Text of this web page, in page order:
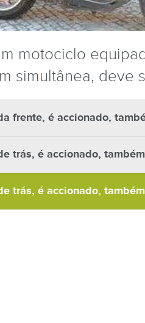
motociclo
simultânea, deve
frente, é accionado,
trás, é accionado,
trás, é accionado,